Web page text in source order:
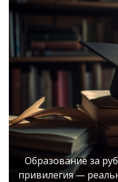
Образование за
привилегия —